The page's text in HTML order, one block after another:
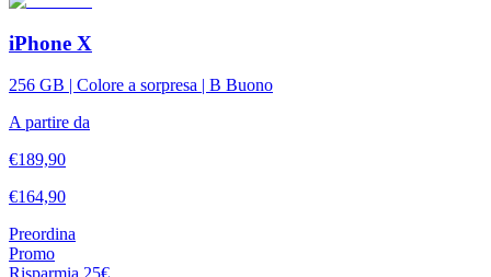
iPhone X
256 GB | Colore a sorpresa | B Buono
A partire da
€189,90
€164,90
Preordina
Promo